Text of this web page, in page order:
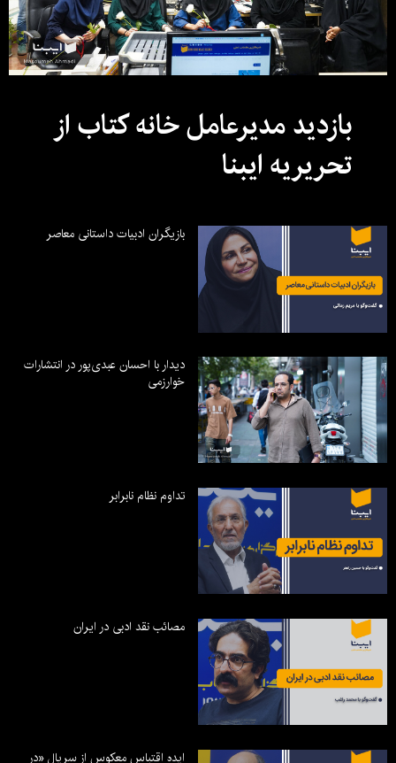
بازدید مدیرعامل خانه کتاب از
تحریریه ایبنا
بازیگران ادبیات داستانی معاصر
دیدار با احسان عبدی‌پور در انتشارات
خوارزمی
تداوم نظام نابرابر
مصائب نقد ادبی در ایران
ایده اقتباس معکوس از سریال «در